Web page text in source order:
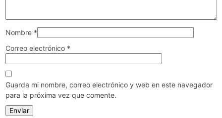
Nombre *
Correo electrónico *
Guarda mi nombre, correo electrónico y web en este navegador
para la próxima vez que comente.